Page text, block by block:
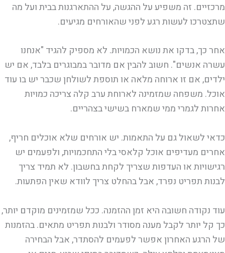
מרכזיים. זה משפיע על ההגשה, על ההתארגנות בבית ועל מה
שתצטרכו לעשות רגע לפני שהאורחים מגיעים.
אחר כך, בדקו את נושא הכמויות. לא מספיק להגיד "אנחנו
עשרה אנשים". חשוב להבין אם מדובר במבוגרים בלבד, אם יש
ילדים, אם זו ארוחה מלאה או תוספת לשולחן שכבר יש בו עוד
אוכל. משפחה שמזמינה לארוחת ערב קלה צריכה כמויות
אחרות לגמרי ממי שמארח בשישי בצהריים.
כדאי לשאול גם על התאמות. יש אורחים שלא אוכלים חריף,
אחרים מעדיפים אוכל קלאסי בלי התחכמויות, ולפעמים יש
רגישויות או העדפות שצריך לקחת בחשבון. לא תמיד צריך
לבנות תפריט נפרד, אבל בהחלט צריך לוודא שאין הפתעות.
עוד נקודה חשובה היא זמן ההזמנה. ככל שמזמינים מוקדם יותר,
כך קל יותר לקבל מענה מסודר ולבנות תפריט מתאים. בהזמנות
של הרגע האחרון אפשר לפעמים להסתדר, אבל הבחירה